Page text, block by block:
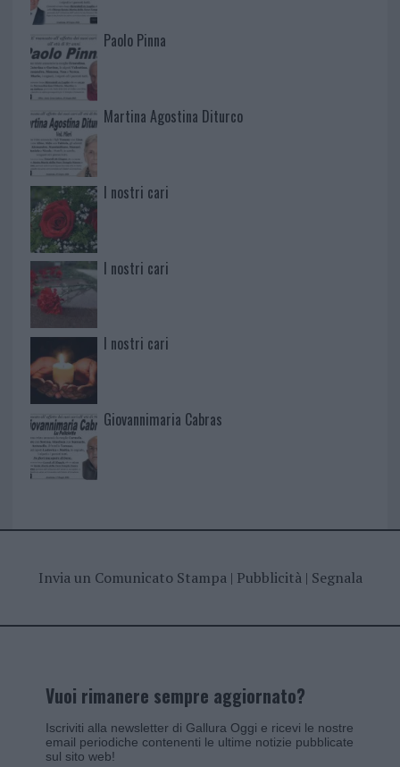
Paolo Pinna
Martina Agostina Diturco
I nostri cari
I nostri cari
I nostri cari
Giovannimaria Cabras
Invia un Comunicato Stampa| Pubblicità| Segnala
Vuoi rimanere sempre aggiornato?
Iscriviti alla newsletter di Gallura Oggi e ricevi le nostre
email periodiche contenenti le ultime notizie pubblicate
sul sito web!